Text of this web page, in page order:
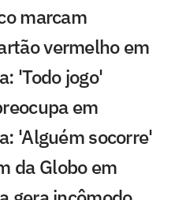
marcam
vermelho em
'Todo jogo'
em
'Alguém socorre'
da Globo em